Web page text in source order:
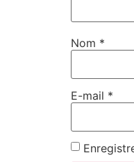
Nom *
E-mail *